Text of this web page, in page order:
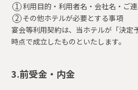
利用目的・利用者名・会社名・ご
その他ホテルが必要とする事項
宴会等利用契約は、当ホテルが「決定
時点で成立したものといたします。
3.前受金・内金